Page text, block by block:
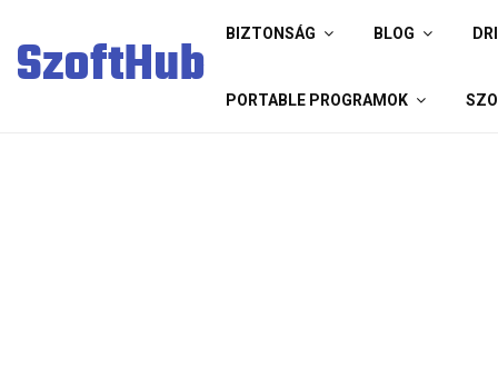
SzoftHub BIZTONSÁG BLOG
PORTABLE PROGRAMOK